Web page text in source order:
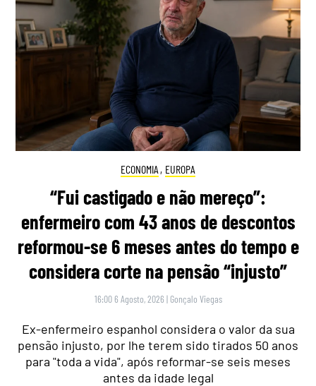
ECONOMIA , EUROPA
“Fui castigado e não mereço”:
enfermeiro com 43 anos de descontos
reformou-se 6 meses antes do tempo e
considera corte na pensão “injusto”
16:00 6 Agosto, 2026 | Gonçalo Viegas
Ex-enfermeiro espanhol considera o valor da sua
pensão injusto, por lhe terem sido tirados 50 anos
para "toda a vida", após reformar-se seis meses
antes da idade legal